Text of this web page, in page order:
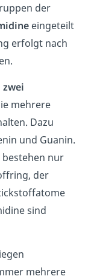
der
eingeteilt
erfolgt nach
zwei
mehrere
Dazu
und Guanin.
nur
der
sind
mehrere